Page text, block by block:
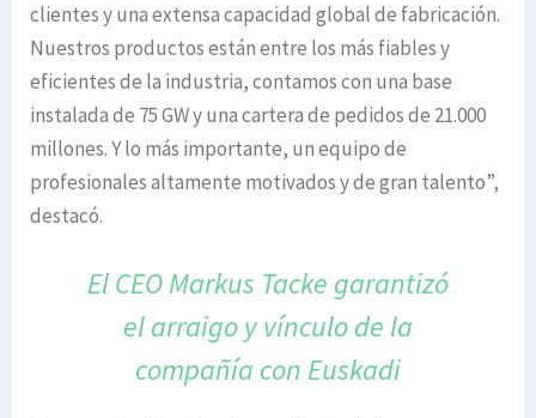
clientes y una extensa capacidad global de fabricación.
Nuestros productos están entre los más fiables y
eficientes de la industria, contamos con una base
instalada de 75 GW y una cartera de pedidos de 21.000
millones. Y lo más importante, un equipo de
profesionales altamente motivados y de gran talento”,
destacó.
El CEO Markus Tacke garantizó
el arraigoy vínculo de la
compañía con Euskadi